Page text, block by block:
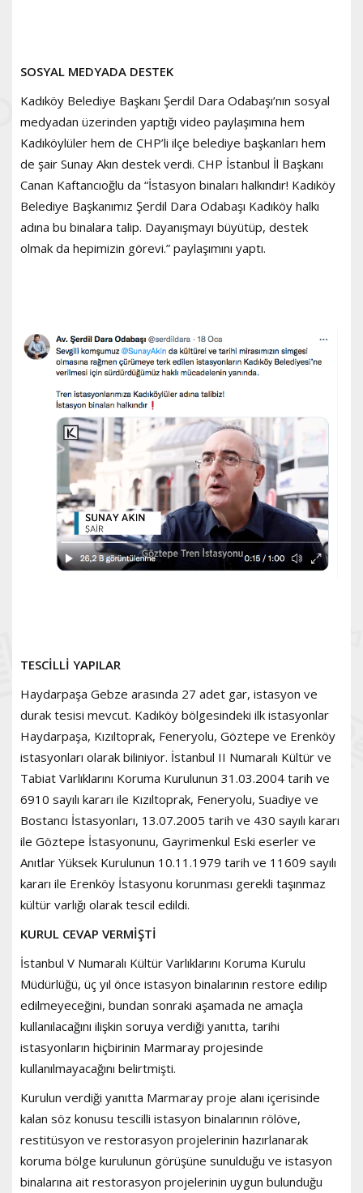
SOSYAL MEDYADA DESTEK
Kadıköy Belediye Başkanı Şerdil Dara Odabaşı’nın sosyal
medyadan üzerinden yaptığı video paylaşımına hem
Kadıköylüler hem de CHP’li ilçe belediye başkanları hem
de şair Sunay Akın destek verdi. CHP İstanbul İl Başkanı
Canan Kaftancıoğlu da “İstasyon binaları halkındır! Kadıköy
Belediye Başkanımız Şerdil Dara Odabaşı Kadıköy halkı
adına bu binalara talip. Dayanışmayı büyütüp, destek
olmak da hepimizin görevi.” paylaşımını yaptı.
TESCİLLİ YAPILAR
Haydarpaşa Gebze arasında 27 adet gar, istasyon ve
durak tesisi mevcut. Kadıköy bölgesindeki ilk istasyonlar
Haydarpaşa, Kızıltoprak, Feneryolu, Göztepe ve Erenköy
istasyonları olarak biliniyor. İstanbul II Numaralı Kültür ve
Tabiat Varlıklarını Koruma Kurulunun 31.03.2004 tarih ve
6910 sayılı kararı ile Kızıltoprak, Feneryolu, Suadiye ve
Bostancı İstasyonları, 13.07.2005 tarih ve 430 sayılı kararı
ile Göztepe İstasyonunu, Gayrimenkul Eski eserler ve
Anıtlar Yüksek Kurulunun 10.11.1979 tarih ve 11609 sayılı
kararı ile Erenköy İstasyonu korunması gerekli taşınmaz
kültür varlığı olarak tescil edildi.
KURUL CEVAP VERMİŞTİ
İstanbul V Numaralı Kültür Varlıklarını Koruma Kurulu
Müdürlüğü, üç yıl önce istasyon binalarının restore edilip
edilmeyeceğini, bundan sonraki aşamada ne amaçla
kullanılacağını ilişkin soruya verdiği yanıtta, tarihi
istasyonların hiçbirinin Marmaray projesinde
kullanılmayacağını belirtmişti.
Kurulun verdiği yanıtta Marmaray proje alanı içerisinde
kalan söz konusu tescilli istasyon binalarının rölöve,
restitüsyon ve restorasyon projelerinin hazırlanarak
koruma bölge kurulunun görüşüne sunulduğu ve istasyon
binalarına ait restorasyon projelerinin uygun bulunduğu